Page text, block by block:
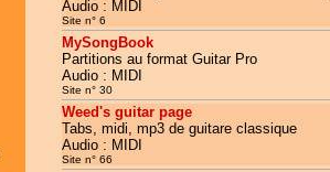
Audio : MIDI
Site n° 6
MySongBook
Partitions au format Guitar Pro
Audio : MIDI
Site n° 30
Weed's guitar page
Tabs, midi, mp3 de guitare classique
Audio : MIDI
Site n° 66